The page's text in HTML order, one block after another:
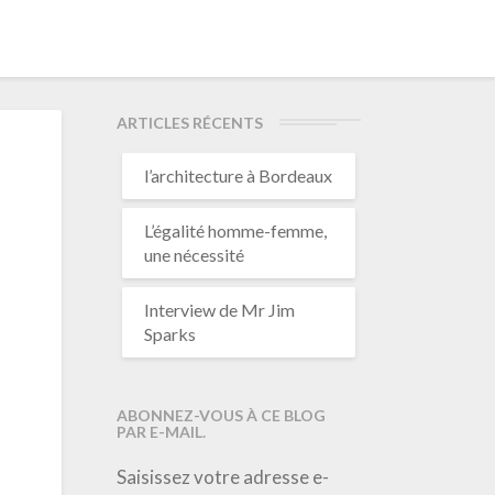
ARTICLES RÉCENTS
l’architecture à Bordeaux
L’égalité homme-femme,
une nécessité
Interview de Mr Jim
Sparks
ABONNEZ-VOUS À CE BLOG
PAR E-MAIL.
Saisissez votre adresse e-